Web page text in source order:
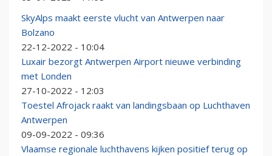
SkyAlps maakt eerste vlucht van Antwerpen naar
Bolzano
22-12-2022 - 10:04
Luxair bezorgt Antwerpen Airport nieuwe verbinding
met Londen
27-10-2022 - 12:03
Toestel Afrojack raakt van landingsbaan op Luchthaven
Antwerpen
09-09-2022 - 09:36
Vlaamse regionale luchthavens kijken positief terug op